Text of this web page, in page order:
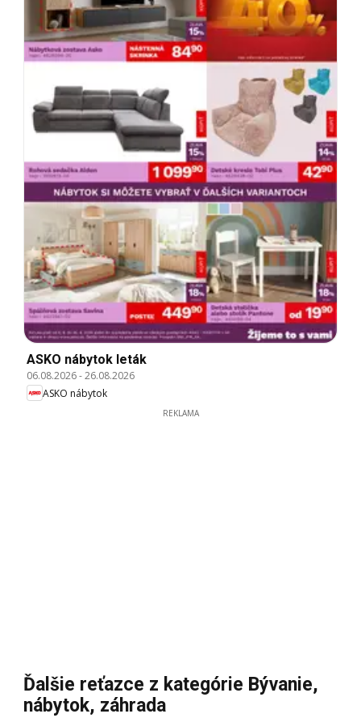
ASKO nábytok leták
06.08.2026-26.08.2026
ASKO nábytok
REKLAMA
Ďalšie reťazce z kategórie Bývanie,
nábytok, záhrada